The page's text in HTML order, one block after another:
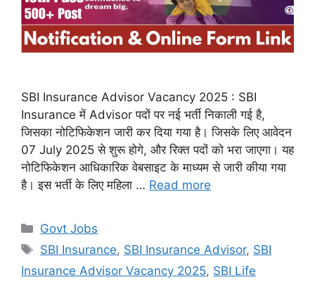
SBI Insurance Advisor Vacancy 2025 : SBI
Insurance में Advisor पदों पर नई भर्ती निकाली गई है,
जिसका नोटिफिकेशन जारी कर दिया गया है। जिसके लिए आवेदन
07 July 2025 से शुरू होगे, और रिक्त पदों को भरा जाएगा। यह
नोटिफिकेशन आधिकारिक वेबसाइट के माध्यम से जारी कीया गया
है। इस भर्ती के लिए महिला … Read more
Categories
Govt Jobs
Tags
SBI Insurance, SBI Insurance Advisor, SBI
Insurance Advisor Vacancy 2025, SBI Life